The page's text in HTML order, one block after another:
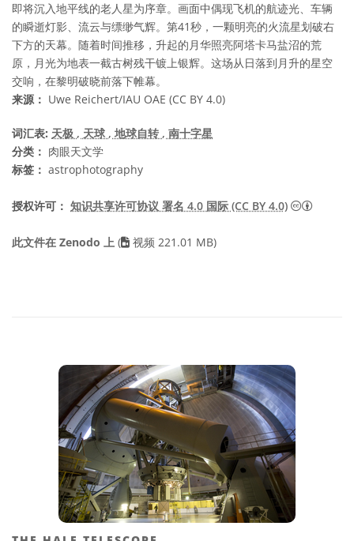
即将沉入地平线的老人星为序章。画面中偶现飞机的航迹光、车辆
的瞬逝灯影、流云与缥缈气辉。第41秒，一颗明亮的火流星划破右
下方的天幕。随着时间推移，升起的月华照亮阿塔卡马盐沼的荒
原，月光为地表一截古树残干镀上银辉。这场从日落到月升的星空
交响，在黎明破晓前落下帷幕。
来源： Uwe Reichert/IAU OAE (CC BY 4.0)
词汇表: 天极 , 天球 , 地球自转 , 南十字星
分类： 肉眼天文学
标签： astrophotography
授权许可： 知识共享许可协议 署名 4.0 国际 (CC BY 4.0) 知识共
此文件在 Zenodo 上 ( 视频 221.01 MB)